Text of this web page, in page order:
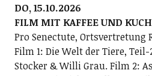
DO, 15.10.2026
FILM MIT KAFFEE UND
Pro Senectute, Ortsvertretung
Film 1: Die Welt der Tiere,
Stocker & Willi Grau. Film 2: